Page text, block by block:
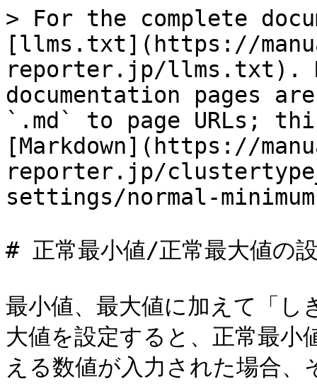
> For the complete
[llms.txt](https://
reporter.jp/llms.txt).
documentation pages
`.md` to page URLs;
[Markdown](https://
reporter.jp/
settings/normal-
# 正常最小値/正常最大値の
最小値、最大値に加えて「し
大値を設定すると、正常最小
える数値が入力された場合